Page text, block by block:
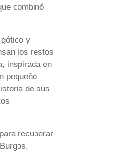
combinó
y
los restos
inspirada en
pequeño
de sus
recuperar